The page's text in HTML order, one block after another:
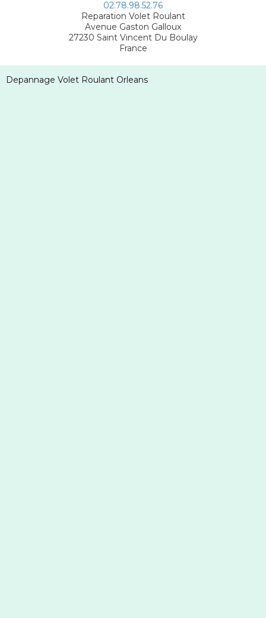
02.78.98.52.76
Reparation Volet Roulant
Avenue Gaston Galloux
27230 Saint Vincent Du Boulay
France
Depannage Volet Roulant Orleans